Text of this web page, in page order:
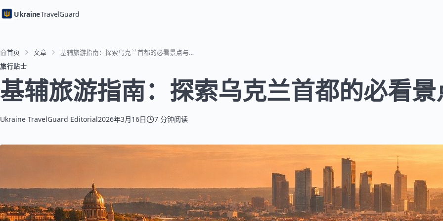
UkraineTravelGuard
首页 文章
基辅旅游指南：探索乌克兰首都的必看景点与活动
旅行贴士
基辅旅游指南：探索乌克兰首都的必看
Ukraine TravelGuard Editorial2026年3月16日 7 分钟阅读